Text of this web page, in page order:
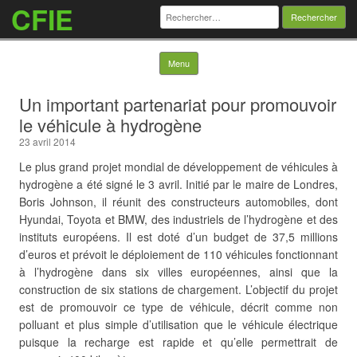
CFIE Rechercher :
Menu Skip to content
Un important partenariat pour promouvoir
le véhicule à hydrogène
23 avril 2014
Le plus grand projet mondial de développement de véhicules à
hydrogène a été signé le 3 avril. Initié par le maire de Londres,
Boris Johnson, il réunit des constructeurs automobiles, dont
Hyundai, Toyota et BMW, des industriels de l’hydrogène et des
instituts européens. Il est doté d’un budget de 37,5 millions
d’euros et prévoit le déploiement de 110 véhicules fonctionnant
à l’hydrogène dans six villes européennes, ainsi que la
construction de six stations de chargement. L’objectif du projet
est de promouvoir ce type de véhicule, décrit comme non
polluant et plus simple d’utilisation que le véhicule électrique
puisque la recharge est rapide et qu’elle permettrait de